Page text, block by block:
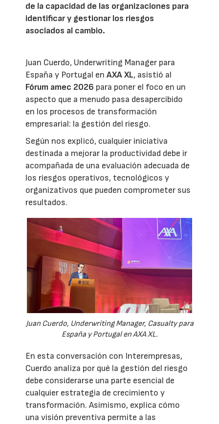
de la capacidad de las organizaciones para
identificar y gestionar los riesgos
asociados al cambio.
Juan Cuerdo, Underwriting Manager para
España y Portugal enAXA XL, asistió al
Fórum amec 2026 para poner el foco en un
aspecto que a menudo pasa desapercibido
en los procesos de transformación
empresarial: la gestión del riesgo.
Según nos explicó, cualquier iniciativa
destinada a mejorar la productividad debe ir
acompañada de una evaluación adecuada de
los riesgos operativos, tecnológicos y
organizativos que pueden comprometer sus
resultados.
Juan Cuerdo, Underwriting Manager, Casualty para
España y Portugal en AXA XL.
En esta conversación con Interempresas,
Cuerdo analiza por qué la gestión del riesgo
debe considerarse una parte esencial de
cualquier estrategia de crecimiento y
transformación. Asimismo, explica cómo
una visión preventiva permite a las